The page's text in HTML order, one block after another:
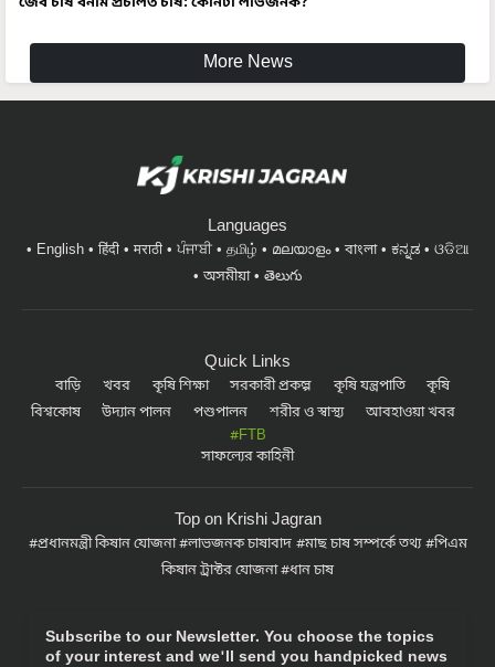
More News
Languages
English हिंदी मराठी ਪੰਜਾਬੀ தமிழ் മലയാളം বাংলা ಕನ್ನಡ
ଓଡିଆ
অসমীয়া
తెలుగు
Quick Links
বাড়ি খবর কৃষি শিক্ষা সরকারী প্রকল্প কৃষি যন্ত্রপাতি
কৃষি
বিশ্বকোষ
উদ্যান পালন পশুপালন শরীর ও স্বাস্থ্য
আবহাওয়া খবর
#FTB
সাফল্যের কাহিনী
Top on Krishi Jagran
প্রধানমন্ত্রী কিষান যোজনা লাভজনক চাষাবাদ মাছ চাষ সম্পর্কে তথ্য
পিএম
কিষান ট্রাক্টর যোজনা ধান চাষ
Subscribe to our Newsletter. You choose the topics
of your interest and we'll send you handpicked news